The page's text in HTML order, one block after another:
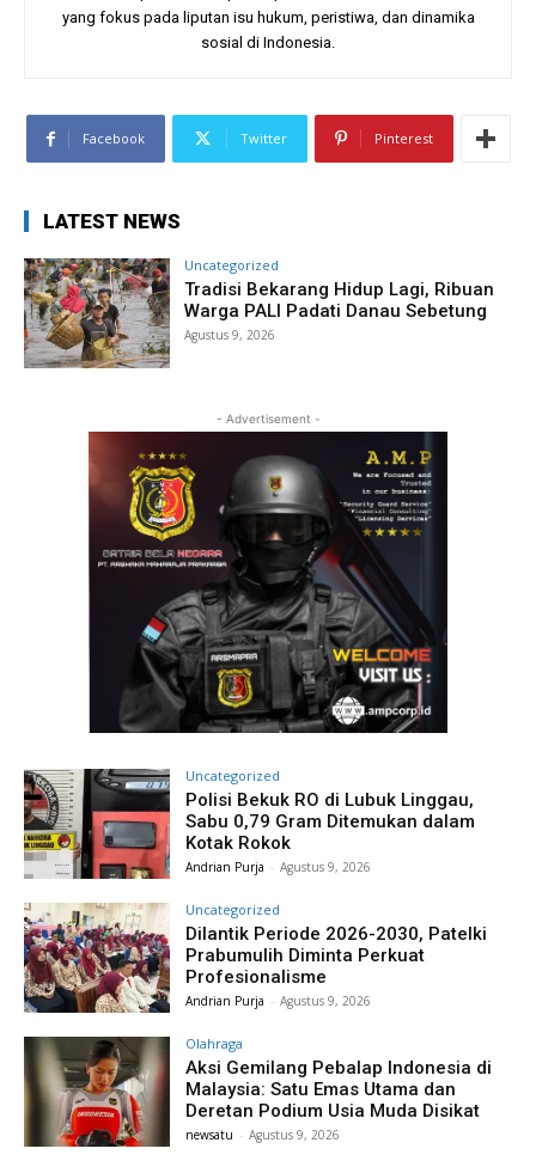
yang fokus pada liputan isu hukum, peristiwa, dan dinamika
sosial di Indonesia.
Facebook Twitter Pinterest
LATEST NEWS
Uncategorized
Tradisi Bekarang Hidup Lagi, Ribuan
Warga PALI Padati Danau Sebetung
Agustus 9, 2026
- Advertisement -
Uncategorized
Polisi Bekuk RO di Lubuk Linggau,
Sabu 0,79 Gram Ditemukan dalam
Kotak Rokok
Andrian Purja - Agustus 9, 2026
Uncategorized
Dilantik Periode 2026-2030, Patelki
Prabumulih Diminta Perkuat
Profesionalisme
Andrian Purja - Agustus 9, 2026
Olahraga
Aksi Gemilang Pebalap Indonesia di
Malaysia: Satu Emas Utama dan
Deretan Podium Usia Muda Disikat
newsatu - Agustus 9, 2026